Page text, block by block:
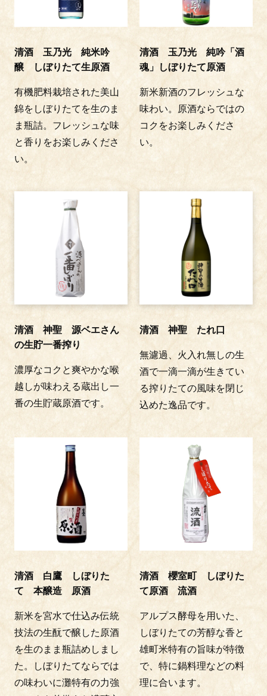
清酒 玉乃光 純米吟
醸 しぼりたて生原酒
有機肥料栽培された美山
錦をしぼりたてを生のま
ま瓶詰。フレッシュな味
と香りをお楽しみくださ
い。
清酒 玉乃光 純吟「酒
魂」しぼりたて原酒
新米新酒のフレッシュな
味わい。原酒ならではの
コクをお楽しみくださ
い。
清酒 神聖 源ベエさん
の生貯一番搾り
濃厚なコクと爽やかな喉
越しが味わえる蔵出し一
番の生貯蔵原酒です。
清酒 神聖 たれ口
無濾過、火入れ無しの生
酒で一滴一滴が生きてい
る搾りたての風味を閉じ
込めた逸品です。
清酒 白鷹 しぼりた
て 本醸造 原酒
新米を宮水で仕込み伝統
技法の生酛で醸した原酒
を生のまま瓶詰めしまし
た。しぼりたてならでは
の味わいに灘特有の力強
清酒 櫻室町 しぼりた
て原酒 流酒
アルプス酵母を用いた、
しぼりたての芳醇な香と
雄町米特有の旨味が特徴
で、特に鍋料理などの料
理に合います。